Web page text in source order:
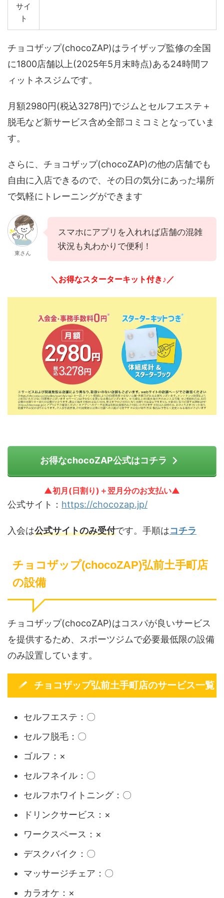
サイ
ト
チョコザップ(chocoZAP)はライザップ監修の全国
に1800店舗以上(2025年5月末時点)ある24時間フ
ィットネスジムです。
月額2980円(税込3278円)でジムとセルフエステ＋
脱毛など新サービス含め全部コミコミとなっていま
す。
さらに、チョコザップ(chocoZAP)の他の店舗でも
自由に入店できるので、その日の気分にあった場所
で気軽にトレーニングができます
東さん
スマホにアプリを入れれば店舗の混雑
状況も丸わかりで便利！
＼お得なスターターキット付き♪／
お得なchocoZAP公式はコチラ
▲初月(日割り)＋翌月分のお支払い▲
公式サイト： https://chocozap.jp/
入会は公式サイトのみ受付です。手順はコチラ
チョコザップ(chocoZAP)弘前土手町店
の設備
チョコザップ(chocoZAP)はコスパが良いサービス
を提供するため、スポーツジムで必要最低限の設備
のみ設置しています。
チョコザップ弘前土手町店のサービス一覧
セルフエステ：〇
セルフ脱毛：〇
ゴルフ：×
セルフネイル：〇
セルフホワイトニング：〇
ドリンクサービス：×
ワークスペース：×
デスクバイク：〇
マッサージチェア：〇
カラオケ：×